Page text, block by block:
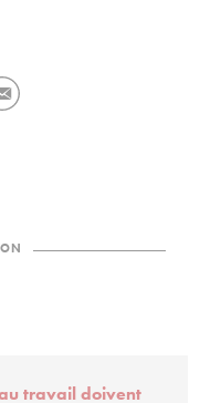
travail doivent